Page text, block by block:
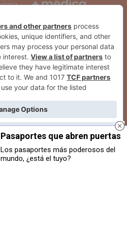
Pasaportes que abren puertas
Los pasaportes más poderosos del
mundo, ¿está el tuyo?